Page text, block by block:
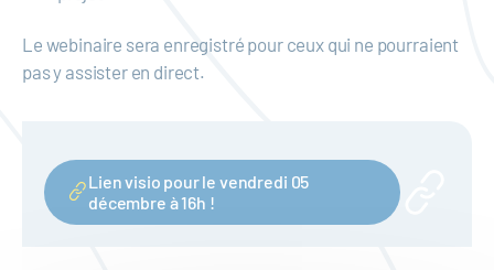
Le webinaire sera enregistré pour ceux qui ne pourraient
pas y assister en direct.
Lien visio pour le vendredi 05
décembre à 16h !